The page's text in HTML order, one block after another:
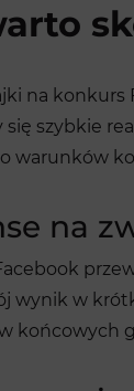
na
się szybkie
warunków
na
wynik w
końcowych